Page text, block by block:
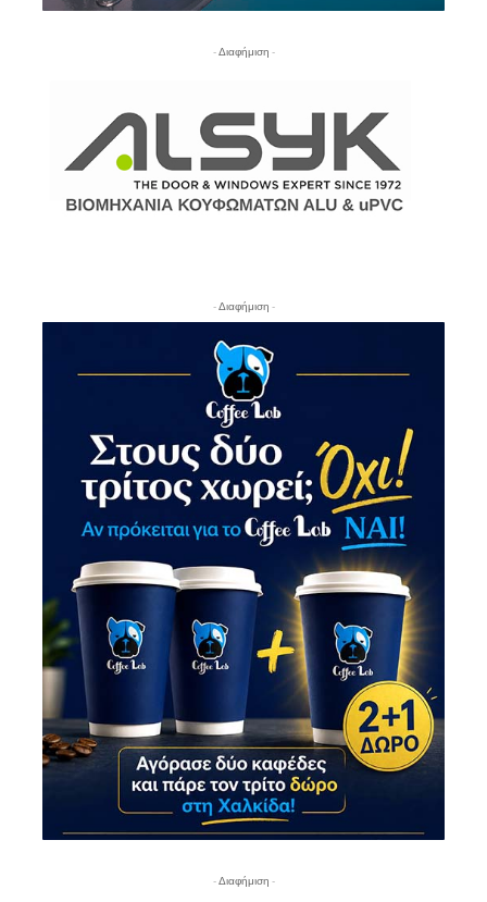
- Διαφήμιση -
- Διαφήμιση -
- Διαφήμιση -